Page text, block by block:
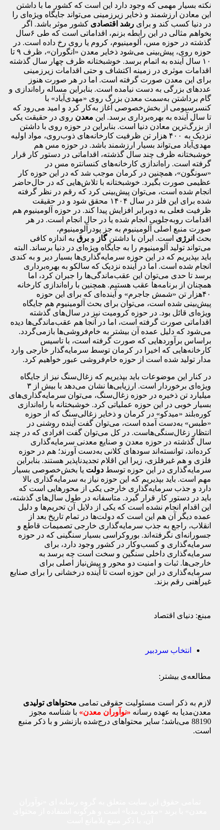
نکته بسیار مهمی که وجود دارد این است که کشور ما با داشتن
این معادن ارزشمند و ذخایر زیرزمینی می‌تواند جایگاه ویژه‌ای را
در دنیا کسب کند و برای رشد اقتصادی کشور موثر باشد. اگر
بخواهم مثالی در این رابطه بزنم، اقداماتی است که طی ۶سال
گذشته در حوزه مس، آلومینیوم، کروم یا روی رخ داده است. در
حوزه روی، پیش‌بینی می‌شود ذخایر معدن «انگوران»، ظرف ۹ تا
۱۰ سال آینده به اتمام برسد. خوشبختانه ظرف چهار سال گذشته
اقدامات موثری در زمینه اکتشاف و حتی اقدامات زیرزمینی
برای این معدن صورت گرفته است. اما در هر صورت هنوز
عددهای بزرگی به دست نیامده است. بنابراین مساله راه‌اندازی و
گام برداشتن به‌سمت معدن بزرگ روی «مهدی‌آباد» با
کنسرسیومی از بخش‌خصوصی آغاز به‌کار کرد و امید می‌رود که
تا سال آینده به بهره‌برداری برسد. این معدن روی در حقیقت یکی
از بزرگ‌ترین معادن دنیا است. بنابراین در حوزه روی با داشتن
نزدیک به ۴۰۰ هزار تن ظرفیت کارخانه‌های ذوب‌روی، مواد اولیه
مهدی‌آباد می‌تواند بسیار ارزشمند باشد. در حوزه مس هم
خوشبختانه ظرف چند سال گذشته، اقداماتی در دستور کار قرار
گرفته است. را‌ه‌اندازی کارخانه‌های کنسانتره مس در
«سونگون»، همچنین در کرمان موجب شد که در این حوزه کار
عظیمی صورت بگیرد. خوشبختانه با تلاش‌هایی که در حال‌حاضر
انجام شده است، می‌توان پیش‌بینی کرد که رقم در نظر گرفته
شده برای این فلز در سال ۱۴۰۴ محقق شود و در حقیقت
ظرفیت فعلی به دوبرابر افزایش پیدا کند. در حوزه آلومینیوم هم
اقدامات روبه‌جلویی انجام شده یا در حال انجام است. در هر
صورت منبع اصلی آلومینیوم به جز پودر‌آلومینیوم،
بحث انرژی است. ایران با داشتنگاز و برق به اندازه کافی
می‌تواند تولید آلومینیوم را به جایگاه ویژه‌ای در دنیا برساند. البته
باید بپذیریم که در این حوزه سرمایه‌گذاری‌ها بسیار دیر و به کندی
انجام شده است. اما در آینده نزدیک که سالکو به بهره‌برداری
برسد تا حدی می‌توان این عقب‌ماندگی‌ها را جبران کرد، اما
همچنان از برنامه‌ها عقب هستیم. همچنین با راه‌اندازی کارخانه
۴۰هزار تن «شمش جاجرم» و آینده‌ای که برای این حوزه
پیش‌بینی شده است، می‌توان برای بحث آلومینیوم هم جایگاه
ویژه‌ای قائل بود. در حوزه کرومیت نیز در سال‌های گذشته
اقداماتی صورت گرفته است، اما در آنجا هم عقب‌ماندگی‌ها دیده
می‌شود که دلیل عمده آن بیشتر به خام‌فروشی‌ها بازمی‌گردد.
براساس برآوردهایی که صورت گرفته است، با تاسیس
کارخانه‌هایی که اخیرا در کرمان توسط سرمایه‌گذار خارجی وارد
مدار تولید شده است از حوزه خام‌فروشی عبور خواهیم کرد.
در کنار این موضوعات باید بپذیریم که زغال‌سنگ نیز از جایگاه
ویژه‌ای برخوردار است. ارزیابی‌ها نشان می‌دهد با بیش از ۳
میلیارد تن ذخیره در حوزه زغال‌سنگ، می‌توان سرمایه‌گذاری‌های
بسیار خوبی در این حوزه عملیاتی کرد. خوشبختانه با راه‌اندازی
کوره‌بلند «میدکو» در کرمان و ذخایر زغالی‌سنگ که از حوزه
«طبس» به‌دست آمده است، می‌توان گفت آینده‌ روشنی در
انتظار زغال‌سنگی‌هاست. در کل می‌توان گفت افرادی که در چند
سال گذشته در حوزه معدن و صنایع معدنی سرمایه‌گذاری
کرده‌اند، توانسته‌اند سودهای کلانی به‌دست آورند؛ هم در حوزه
فلزی و هم غیرفلزی، زیرا این اقلام تجدیدناپذیر هستند. بنابراین
سرمایه‌گذاری در این حوزه توسط دولت یا بخش‌خصوصی بسیار
مهم است. باید بپذیریم که این حوزه نیاز به سرمایه‌گذاری بالا
دارد و جذب سرمایه‌گذاری خارجی یکی از محورهایی است که
باید در دستور کار قرار گیرد. متاسفانه در طول سال‌های گذشته،
این اقدام انجام نشده است که یکی از دلایل آن تحریم‌ها و دلیل
عمده دیگر آن هم این است که دولت‌ها در تمام تاریخ بعد از
انقلاب، راجع به جذب سرمایه‌گذاری خارجی تصمیمات قاطع و
جسورانه‌ای نگرفته‌اند. بوروکراسی بسیار سنگینی که در حوزه
سرمایه‌گذاری و کسب‌وکار در کشور وجود دارد، برای
سرمایه‌گذاری داخلی سنگین و سخت است چه برسد به
خارجی‌ها. ثبات و امنیت دو محور و پیش‌نیاز اصلی برای
سرمایه‌گذاری در این حوزه‌ است تا آینده درخشانی را برای صنایع
غیرآهنی رقم بزند.
مبنع: دنیای اقتصاد
انتخاب سردبیر
مطالعه‌ی بیشتر:
لازم به ذکر است مسئولیت حقوقی تمامی محتواهای تولیدی
معدن‌مدیا به عهده رسانه «نوآوران معدن» با شناسه مجوز
88190 می‌باشد؛ سایر محتواهای درج‌شده بازنشر و با ذکر منبع
است.